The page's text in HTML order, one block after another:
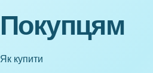
Покупцям
Як купити